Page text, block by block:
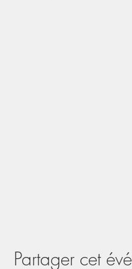
Partager cet